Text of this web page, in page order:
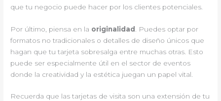
que tu negocio puede hacer por los clientes potenciales.
Por último, piensa en la originalidad . Puedes optar por
formatos no tradicionales o detalles de diseño únicos que
hagan que tu tarjeta sobresalga entre muchas otras. Esto
puede ser especialmente útil en el sector de eventos
donde la creatividad y la estética juegan un papel vital.
Recuerda que las tarjetas de visita son una extensión de tu